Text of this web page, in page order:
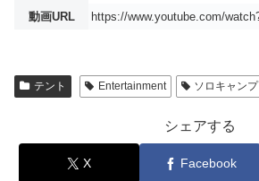
動画URL https://www.youtube.com/
テント Entertainment ソロキャンプ
シェアする
X Facebook